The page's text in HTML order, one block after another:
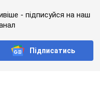
- підписуйся на наш
Підписатись